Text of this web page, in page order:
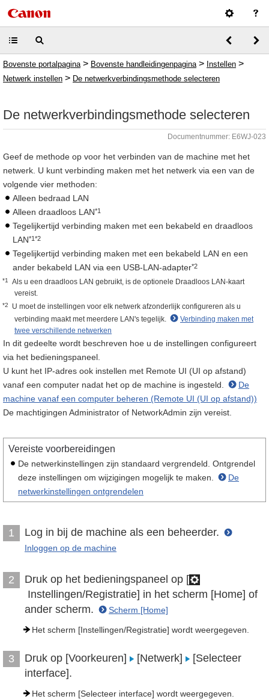
Bovenste portalpagina > Bovenste handleidingenpagina > Instellen >
Netwerk instellen > De netwerkverbindingsmethode selecteren
De netwerkverbindingsmethode selecteren
Documentnummer: E6WJ-023
Geef de methode op voor het verbinden van de machine met het
netwerk. U kunt verbinding maken met het netwerk via een van de
volgende vier methoden:
Alleen bedraad LAN
Alleen draadloos LAN*1
Tegelijkertijd verbinding maken met een bekabeld en draadloos
LAN*1*2
Tegelijkertijd verbinding maken met een bekabeld LAN en een
ander bekabeld LAN via een USB-LAN-adapter*2
*1
Als u een draadloos LAN gebruikt, is de optionele Draadloos LAN-kaart
vereist.
*2
U moet de instellingen voor elk netwerk afzonderlijk configureren als u
verbinding maakt met meerdere LAN's tegelijk.
Verbinding maken met
twee verschillende netwerken
In dit gedeelte wordt beschreven hoe u de instellingen configureert
via het bedieningspaneel.
U kunt het IP-adres ook instellen met Remote UI (UI op afstand)
vanaf een computer nadat het op de machine is ingesteld.
De
machine vanaf een computer beheren (Remote UI (UI op afstand))
De machtigingen Administrator of NetworkAdmin zijn vereist.
Vereiste voorbereidingen
De netwerkinstellingen zijn standaard vergrendeld. Ontgrendel
deze instellingen om wijzigingen mogelijk te maken.
De
netwerkinstellingen ontgrendelen
1 Log in bij de machine als een beheerder.
Inloggen op de machine
2
Druk op het bedieningspaneel op [
Instellingen/Registratie] in het scherm [Home] of
ander scherm.
Scherm [Home]
Het scherm [Instellingen/Registratie] wordt weergegeven.
3 Druk op [Voorkeuren] [Netwerk]
[Selecteer
interface].
Het scherm [Selecteer interface] wordt weergegeven.